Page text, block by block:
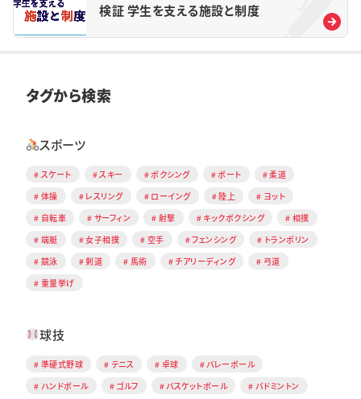
検証 学生を支える施設と制度
タグから検索
スポーツ
スケート スキー ボクシング ボート
柔道
体操
レスリング ローイング 陸上
ヨット
自転車
サーフィン 射撃 キックボクシング
相撲
端艇
女子相撲 空手 フェンシング
トランポリン
競泳
剣道 馬術 チアリーディング
弓道
重量挙げ
球技
準硬式野球 テニス 卓球
バレーボール
ハンドボール
ゴルフ バスケットボール
バドミントン